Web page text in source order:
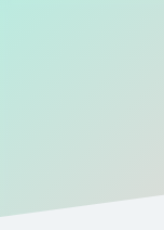
Gizlilik Politikası